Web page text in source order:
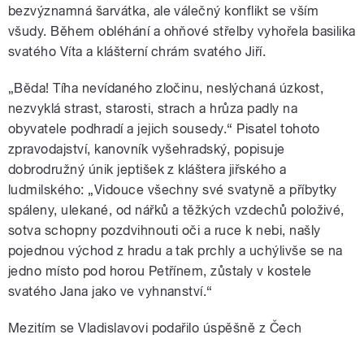
bezvýznamná šarvátka, ale válečný konflikt se vším
všudy. Během obléhání a ohňové střelby vyhořela basilika
svatého Víta a klášterní chrám svatého Jiří.
„Běda! Tíha nevídaného zločinu, neslýchaná úzkost,
nezvyklá strast, starosti, strach a hrůza padly na
obyvatele podhradí a jejich sousedy.“ Pisatel tohoto
zpravodajství, kanovník vyšehradský, popisuje
dobrodružný únik jeptišek z kláštera jiřského a
ludmilského: „Vidouce všechny své svatyně a příbytky
spáleny, ulekané, od nářků a těžkých vzdechů položivé,
sotva schopny pozdvihnouti oči a ruce k nebi, našly
pojednou východ z hradu a tak prchly a uchýlivše se na
jedno místo pod horou Petřínem, zůstaly v kostele
svatého Jana jako ve vyhnanství.“
Mezitím se Vladislavovi podařilo úspěšně z Čech